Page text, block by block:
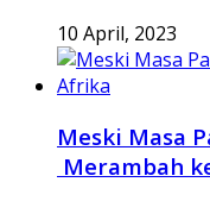
10 April, 2023
Meski Masa
Merambah